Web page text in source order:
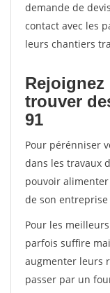
demande de
contact avec les
leurs chantiers
trouver
91
Pour pérénniser
dans les travaux
pouvoir
de son
Pour les
parfois suffire
augmenter leurs
passer par un